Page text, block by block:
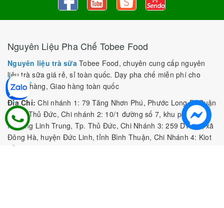
Nguyên Liệu Pha Chế Tobee Food
Nguyên liệu trà sữa Tobee Food, chuyên cung cấp nguyên
liệu trà sữa giá rẻ, sỉ toàn quốc. Dạy pha chế miễn phí cho
khách hàng, Giao hàng toàn quốc
Địa Chỉ: Chi nhánh 1: 79 Tăng Nhơn Phú, Phước Long B, Quận
9, TP. Thủ Đức, Chi nhánh 2: 10/1 đường số 7, khu phố 3,
Phường Linh Trung, Tp. Thủ Đức, Chi Nhánh 3: 259 DT766, xã
Đông Hà, huyện Đức Linh, tỉnh Bình Thuận, Chi Nhánh 4: Kiot
số 1 - Chợ Túy Loan - Đường Quảng Xương - Hòa Phong - Hòa